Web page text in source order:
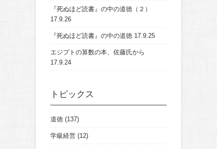
『死ぬほど読書』の中の道徳（２）
17.9.26
『死ぬほど読書』の中の道徳 17.9.25
エジプトの算数の本、佐藤氏から
17.9.24
トピックス
道徳 (137)
学級経営 (12)